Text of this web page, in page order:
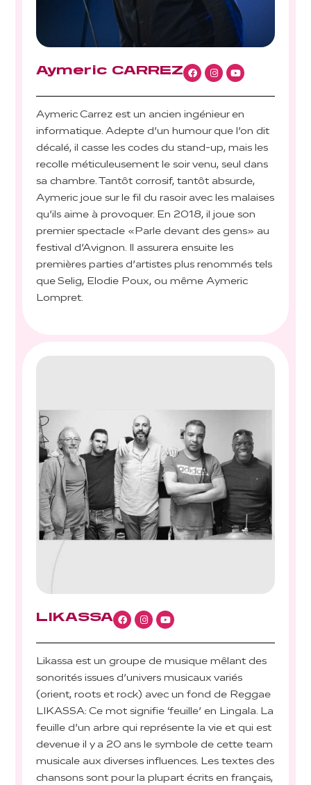
Aymeric CARREZ
Aymeric Carrez est un ancien ingénieur en
informatique. Adepte d’un humour que l’on dit
décalé, il casse les codes du stand-up, mais les
recolle méticuleusement le soir venu, seul dans
sa chambre. Tantôt corrosif, tantôt absurde,
Aymeric joue sur le fil du rasoir avec les malaises
qu’ils aime à provoquer. En 2018, il joue son
premier spectacle «Parle devant des gens» au
festival d’Avignon. Il assurera ensuite les
premières parties d’artistes plus renommés tels
que Selig, Elodie Poux, ou même Aymeric
Lompret.
LIKASSA
Likassa est un groupe de musique mêlant des
sonorités issues d’univers musicaux variés
(orient, roots et rock) avec un fond de Reggae
LIKASSA: Ce mot signifie ‘feuille’ en Lingala. La
feuille d’un arbre qui représente la vie et qui est
devenue il y a 20 ans le symbole de cette team
musicale aux diverses influences. Les textes des
chansons sont pour la plupart écrits en français,